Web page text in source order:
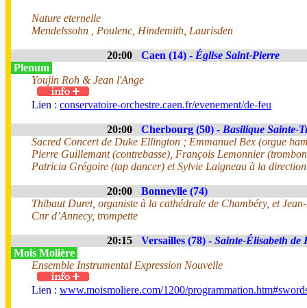
Nature eternelle
Mendelssohn , Poulenc, Hindemith, Laurisden
20:00 Caen (14) - Église Saint-Pierre
Plenum
Youjin Roh & Jean l'Ange
Lien : conservatoire-orchestre.caen.fr/evenement/de-feu
20:00 Cherbourg (50) - Basilique Sainte-
Sacred Concert de Duke Ellington ; Emmanuel Bex (orgue
Pierre Guillemant (contrebasse), François Lemonnier
Patricia Grégoire (tap dancer) et Sylvie Laigneau à la
20:00
Bonnevlle (74)
Thibaut Duret, organiste à la cathédrale de Chambéry, et
Cnr d’Annecy, trompette
20:15 Versailles (78) - Sainte-Élisabeth de
Mois Molière
Ensemble Instrumental Expression Nouvelle
Lien : www.moismoliere.com/1200/